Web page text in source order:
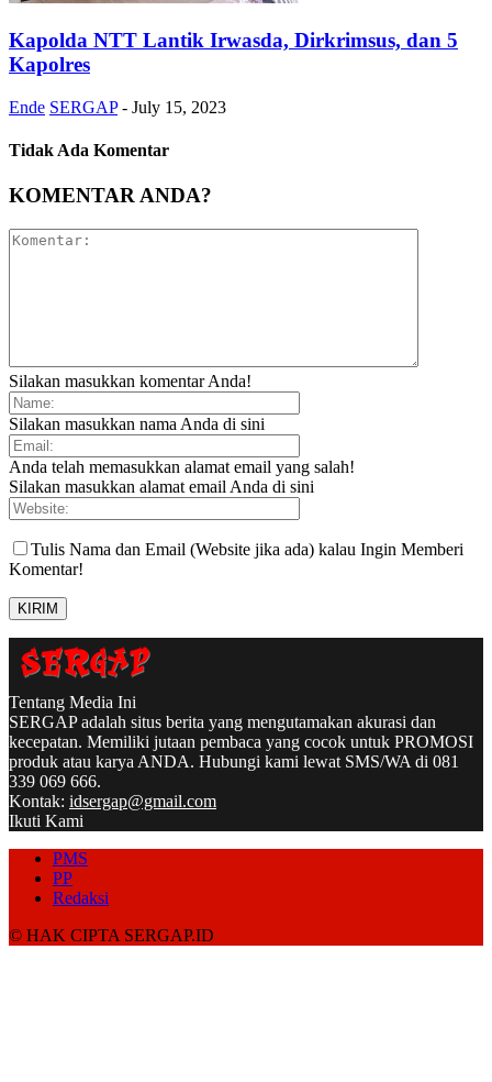
Kapolda NTT Lantik Irwasda, Dirkrimsus, dan 5
Kapolres
Ende SERGAP - July 15, 2023
Tidak Ada Komentar
KOMENTAR ANDA?
Silakan masukkan komentar Anda!
Silakan masukkan nama Anda di sini
Anda telah memasukkan alamat email yang salah!
Silakan masukkan alamat email Anda di sini
Tulis Nama dan Email (Website jika ada) kalau Ingin Memberi
Komentar!
Tentang Media Ini
SERGAP adalah situs berita yang mengutamakan akurasi dan
kecepatan. Memiliki jutaan pembaca yang cocok untuk PROMOSI
produk atau karya ANDA. Hubungi kami lewat SMS/WA di 081
339 069 666.
Kontak: idsergap@gmail.com
Ikuti Kami
PMS
PP
Redaksi
© HAK CIPTA SERGAP.ID